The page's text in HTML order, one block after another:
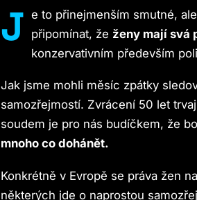
J e to přinejmenším smutné,
připomínat, že ženy mají svá
konzervativním především
Jak jsme mohli měsíc zpátky
samozřejmostí. Zvrácení 50 let
soudem je pro nás budíčkem, že
mnoho co dohánět.
Konkrétně v Evropě se práva žen
některých jde o naprostou